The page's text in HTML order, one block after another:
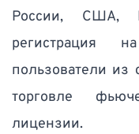
России, США,
регистрация
пользователи
торговле
лицензии.